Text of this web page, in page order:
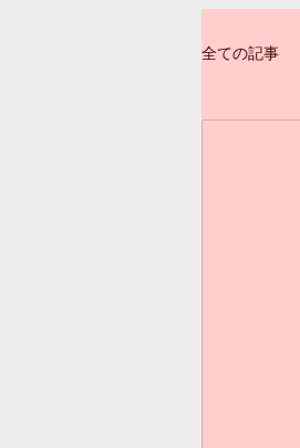
全ての記事